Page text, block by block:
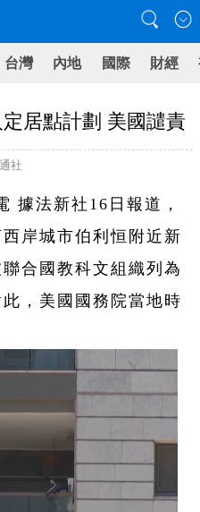
台灣 內地 國際 財經
居點計劃 美國譴責
社
據法新社16日報道，
岸城市伯利恒附近新
合國教科文組織列為
，美國國務院當地時